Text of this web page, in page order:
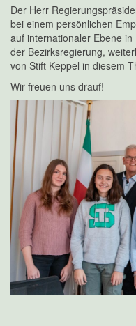
Der Herr
bei einem persönlichen
auf internationaler Ebene
der Bezirksregierung,
von Stift Keppel in diesem
Wir freuen uns drauf!